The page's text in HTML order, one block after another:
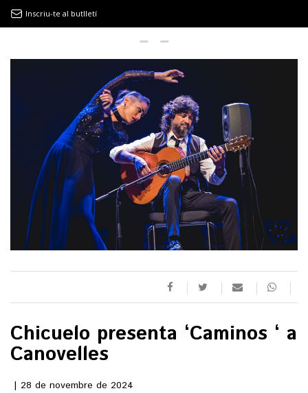
EL CLÀSSIC | ALBERT PLA
“LA VIDA ÉS COM LA MAR: SEMPRE BUSCA L’EQUILIBRI”
NOVETATS DISCOGRÀFIQUES
EL CLÀSSIC | ELS 3 TAMBORS
TEMÀTIQUES
()
ACTUALITAT
Inscriu-te al butlletí
Chicuelo presenta ‘Caminos ‘ a
Canovelles
28 de novembre de 2024